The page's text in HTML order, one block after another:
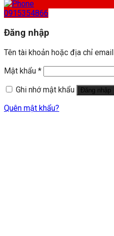
0915354866
Đăng nhập
Tên tài khoản hoặc địa chỉ email
Mật khẩu *
Ghi nhớ mật khẩu
Đăng nhập
Quên mật khẩu?